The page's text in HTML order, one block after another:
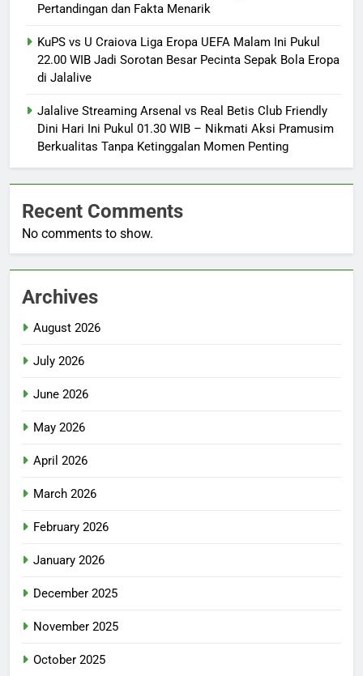
Pertandingan dan Fakta Menarik
KuPS vs U Craiova Liga Eropa UEFA Malam Ini Pukul
22.00 WIB Jadi Sorotan Besar Pecinta Sepak Bola Eropa
di Jalalive
Jalalive Streaming Arsenal vs Real Betis Club Friendly
Dini Hari Ini Pukul 01.30 WIB – Nikmati Aksi Pramusim
Berkualitas Tanpa Ketinggalan Momen Penting
Recent Comments
No comments to show.
Archives
August 2026
July 2026
June 2026
May 2026
April 2026
March 2026
February 2026
January 2026
December 2025
November 2025
October 2025